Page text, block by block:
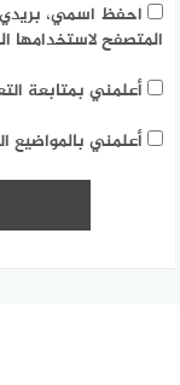
احفظ اسمي، بريدي
المتصفح لاستخدامها
أعلمني بمتابعة
أعلمني بالمواضيع